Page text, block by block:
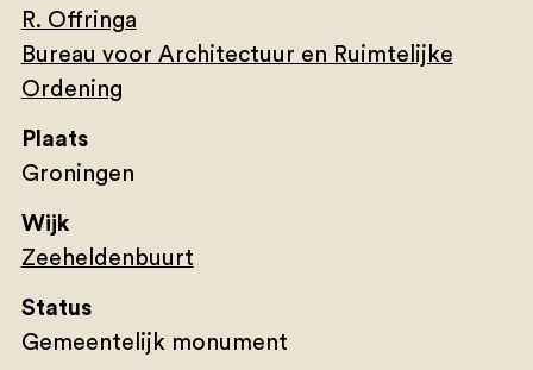
R. Offringa
Bureau voor Architectuur en Ruimtelijke
Ordening
Plaats
Groningen
Wijk
Zeeheldenbuurt
Status
Gemeentelijk monument